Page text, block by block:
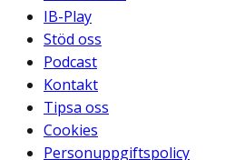
IB-Play
Stöd oss
Podcast
Kontakt
Tipsa oss
Cookies
Personuppgiftspolicy